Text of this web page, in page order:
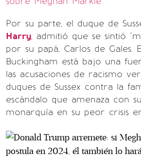
Por su parte, el duque de
Harry, admitió que se sintió
por su papá, Carlos de Gales.
Buckingham está bajo una
las acusaciones de racismo
duques de Sussex contra la
escándalo que amenaza con
monarquía en su peor crisis